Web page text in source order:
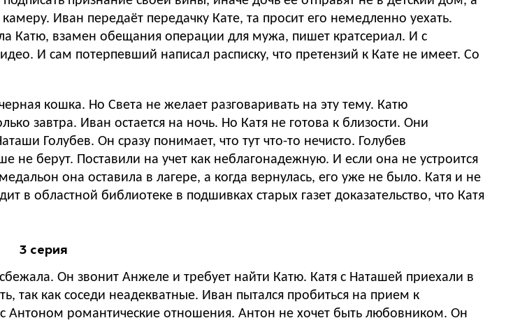
Иван передаёт передачку Кате, та просит его немедленно уехать.
Катю, взамен обещания операции для мужа, пишет кратсериал. И с
И сам потерпевший написал расписку, что претензий к Кате не имеет. Со
кошка. Но Света не желает разговаривать на эту тему. Катю
завтра. Иван остается на ночь. Но Катя не готова к близости. Они
Голубев. Он сразу понимает, что тут что-то нечисто. Голубев
не берут. Поставили на учет как неблагонадежную. И если она не устроится
она оставила в лагере, а когда вернулась, его уже не было. Катя и не
в областной библиотеке в подшивках старых газет доказательство, что Катя
3 серия
Он звонит Анжеле и требует найти Катю. Катя с Наташей приехали в
Иван пытался пробиться на прием к
Антоном романтические отношения. Антон не хочет быть любовником. Он